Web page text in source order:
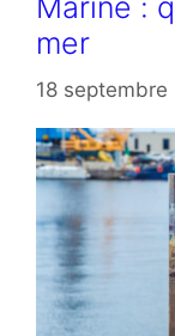
Marine :
mer
18 septembre